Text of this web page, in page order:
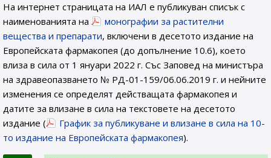
На интернет страницата на ИАЛ e публикуван списък с
наименованията на
монографии за растителни
вещества и препарати, включени в десетото издание на
Европейската фармакопея (до допълнение 10.6), което
влиза в сила от 1 януари 2022 г. Със Заповед на министъра
на здравеопазването № РД-01-159/06.06.2019 г. и нейните
изменения се определят действащата фармакопея и
датите за влизане в сила на текстовете на десетото
издание (
График за публикуване и влизане в сила на 10-
то издание на Европейската фармакопея).